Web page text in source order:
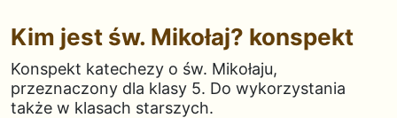
Kim jest św. Mikołaj? konspekt
Konspekt katechezy o św. Mikołaju,
przeznaczony dla klasy 5. Do wykorzystania
także w klasach starszych.